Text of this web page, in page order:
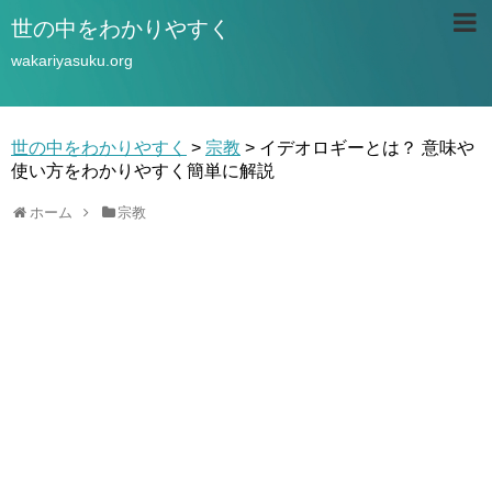
世の中をわかりやすく
wakariyasuku.org
世の中をわかりやすく > 宗教 > イデオロギーとは？ 意味や
使い方をわかりやすく簡単に解説
ホーム 宗教